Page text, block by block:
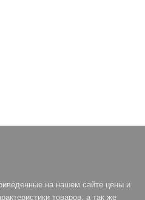
на нашем сайте цены и
товаров, а так же